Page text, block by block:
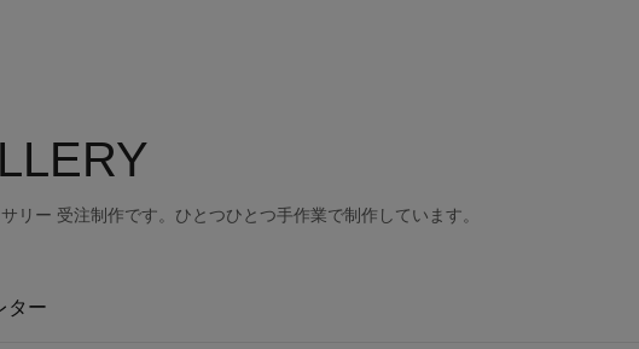
リー 受注制作です。ひとつひとつ手作業で制作しています。
ター